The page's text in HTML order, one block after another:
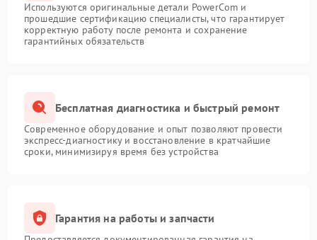
Используются оригинальные детали PowerCom и
прошедшие сертификацию специалисты, что гарантирует
корректную работу после ремонта и сохранение
гарантийных обязательств
Бесплатная диагностика и быстрый ремонт
Современное оборудование и опыт позволяют провести
экспресс-диагностику и восстановление в кратчайшие
сроки, минимизируя время без устройства
Гарантия на работы и запчасти